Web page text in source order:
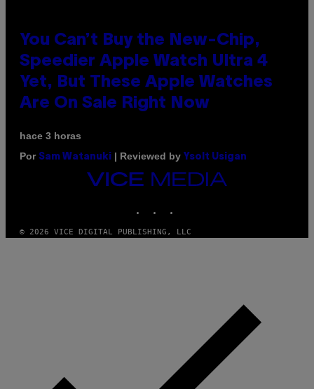
You Can’t Buy the New-Chip,
Speedier Apple Watch Ultra 4
Yet, But These Apple Watches
Are On Sale Right Now
hace 3 horas
Por Sam Watanuki | Reviewed by Ysolt Usigan
VICE
MEDIA
© 2026 VICE DIGITAL PUBLISHING, LLC